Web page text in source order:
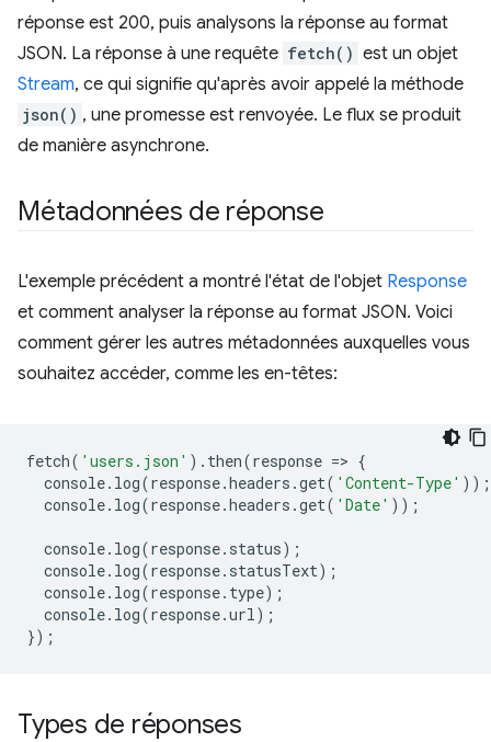
réponse est 200, puis analysons la réponse au format
JSON. La réponse à une requête fetch() est un objet
Stream, ce qui signifie qu'après avoir appelé la méthode
json() , une promesse est renvoyée. Le flux se produit
de manière asynchrone.
Métadonnées de réponse
L'exemple précédent a montré l'état de l'objet Response
et comment analyser la réponse au format JSON. Voici
comment gérer les autres métadonnées auxquelles vous
souhaitez accéder, comme les en-têtes:
fetch( 'users.json' ). then(response => {
console. log(response.headers .get( 'Content-Type' ));
console. log(response.headers .get( 'Date' ));
console. log(response. status);
console. log(response. statusText);
console. log(response. type);
console. log(response.url);
});
Types de réponses